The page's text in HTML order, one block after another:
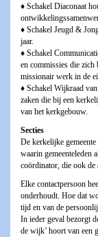
♦ Schakel Diaconaat
♦ Schakel Jeugd &
jaar.
♦ Schakel
en commissies die zich
missionair werk in de
♦ Schakel Wijkraad
zaken die bij een
van het kerkgebouw.
Secties
De kerkelijke
waarin gemeenteleden
coördinator, die ook
Elke contactpersoon
onderhoudt. Hoe dat
tijd en van de
In ieder geval bezorgt
de wijk’ hoort van een